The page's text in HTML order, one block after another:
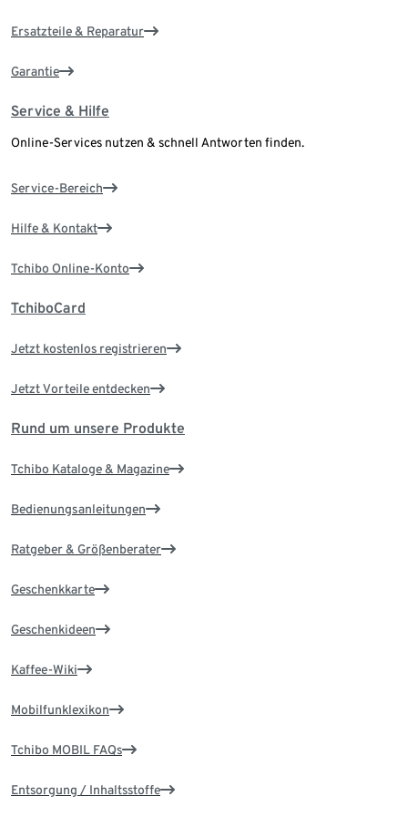
Ersatzteile & Reparatur
Garantie
Service & Hilfe
Online-Services nutzen & schnell Antworten finden.
Service-Bereich
Hilfe & Kontakt
Tchibo Online-Konto
TchiboCard
Jetzt kostenlos registrieren
Jetzt Vorteile entdecken
Rund um unsere Produkte
Tchibo Kataloge & Magazine
Bedienungsanleitungen
Ratgeber & Größenberater
Geschenkkarte
Geschenkideen
Kaffee-Wiki
Mobilfunklexikon
Tchibo MOBIL FAQs
Entsorgung / Inhaltsstoffe